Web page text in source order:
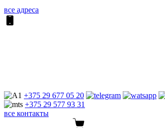
все адреса
+375 29 677 05 20
+375 29 577 93 31
все контакты